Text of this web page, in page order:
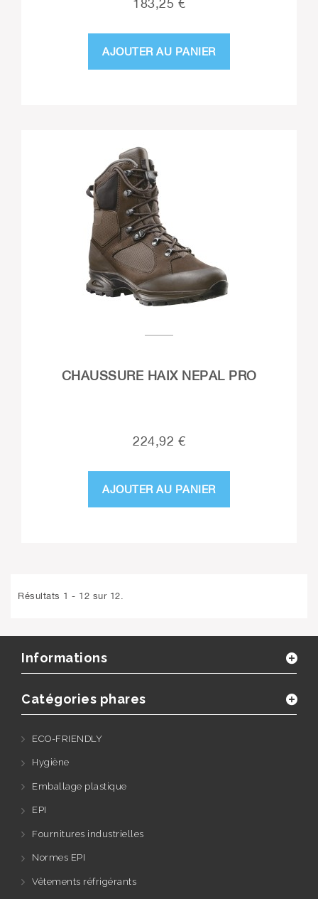
183,25 €
AJOUTER AU PANIER
CHAUSSURE HAIX NEPAL PRO
224,92 €
AJOUTER AU PANIER
Résultats 1 - 12 sur 12.
Informations
Catégories phares
ECO-FRIENDLY
Hygiène
Emballage plastique
EPI
Fournitures industrielles
Normes EPI
Vêtements réfrigérants